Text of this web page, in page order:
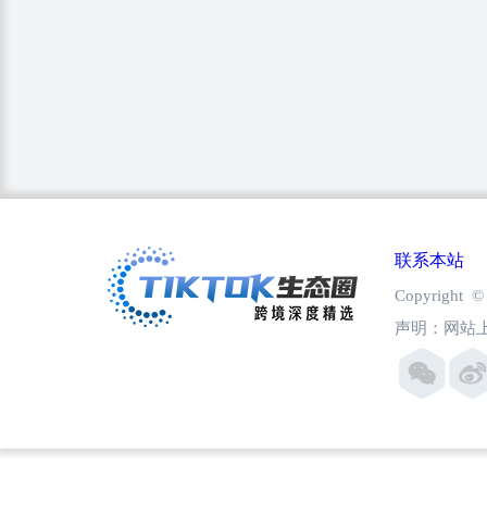
联系本站
Copyright ©
声明：网站